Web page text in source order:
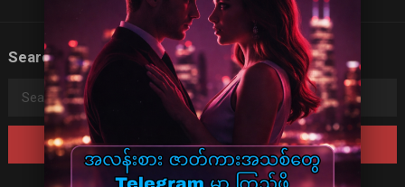
Search
Search